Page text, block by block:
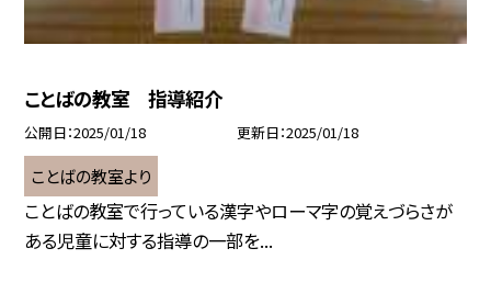
ことばの教室 指導紹介
公開日 2025/01/18 更新日 2025/01/18
ことばの教室より
ことばの教室で行っている漢字やローマ字の覚えづらさが
ある児童に対する指導の一部を...